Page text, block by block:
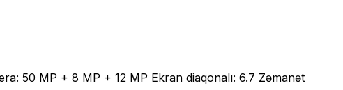
50 MP + 8 MP + 12 MP Ekran diaqonalı: 6.7 Zəmanət